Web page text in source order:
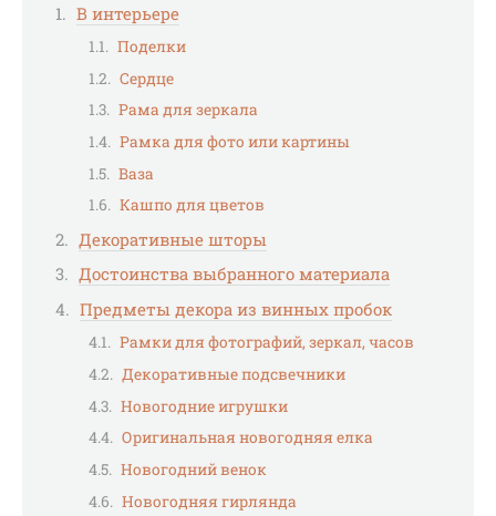
В интерьере
Поделки
Сердце
Рама для зеркала
Рамка для фото или картины
Ваза
Кашпо для цветов
Декоративные шторы
Достоинства выбранного материала
Предметы декора из винных пробок
Рамки для фотографий, зеркал, часов
Декоративные подсвечники
Новогодние игрушки
Оригинальная новогодняя елка
Новогодний венок
Новогодняя гирлянда